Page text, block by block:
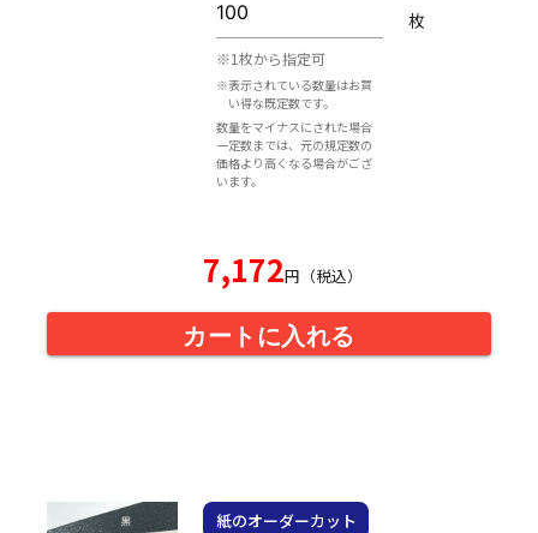
※1枚から指定可
※表示されている数量はお買
い得な既定数です。
数量をマイナスにされた場合
一定数までは、元の規定数の
価格より高くなる場合がござ
います。
枚
7,172円（税込）
カートに入れる
紙のオーダーカット